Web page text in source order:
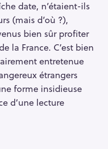
date, n’étaient-ils
(mais d’où ?),
bien sûr profiter
la France. C’est bien
entretenue
étrangers
forme insidieuse
d’une lecture